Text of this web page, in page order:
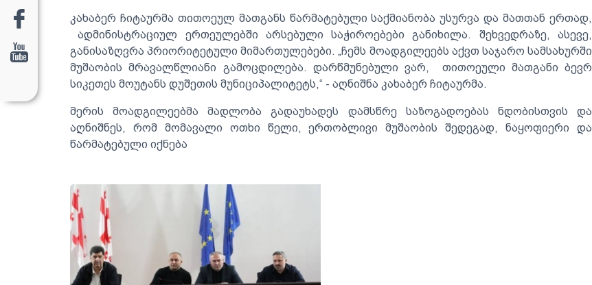
კახაბერ ჩიტაურმა თითოეულ მათგანს წარმატებული საქმიანობა უსურვა და მათთან ერთად,
ადმინისტრაციულ ერთეულებში არსებული საჭიროებები განიხილა. შეხვედრაზე, ასევე,
განისაზღვრა პრიორიტეტული მიმართულებები. „ჩემს მოადგილეებს აქვთ საჯარო სამსახურში
მუშაობის მრავალწლიანი გამოცდილება. დარწმუნებული ვარ, თითოეული მათგანი ბევრ
სიკეთეს მოუტანს დუშეთის მუნიციპალიტეტს,“ - აღნიშნა კახაბერ ჩიტაურმა.
მერის მოადგილეებმა მადლობა გადაუხადეს დამსწრე საზოგადოებას ნდობისთვის და
აღნიშნეს, რომ მომავალი ოთხი წელი, ერთობლივი მუშაობის შედეგად, ნაყოფიერი და
წარმატებული იქნება